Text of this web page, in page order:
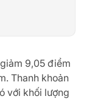
9,05 điểm
Thanh khoản
với khối lượng